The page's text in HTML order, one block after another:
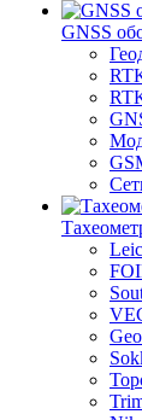
GNSS